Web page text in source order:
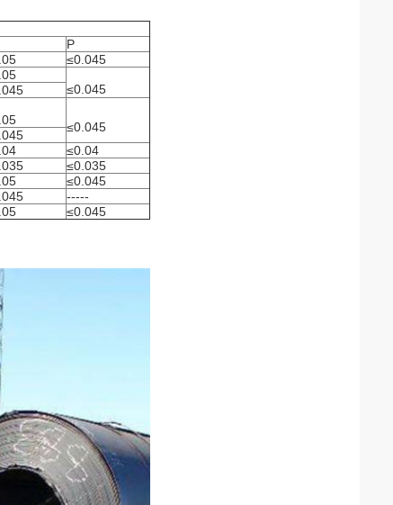
P
≤0.045
≤0.045
≤0.045
≤0.04
≤0.035
≤0.045
-----
≤0.045